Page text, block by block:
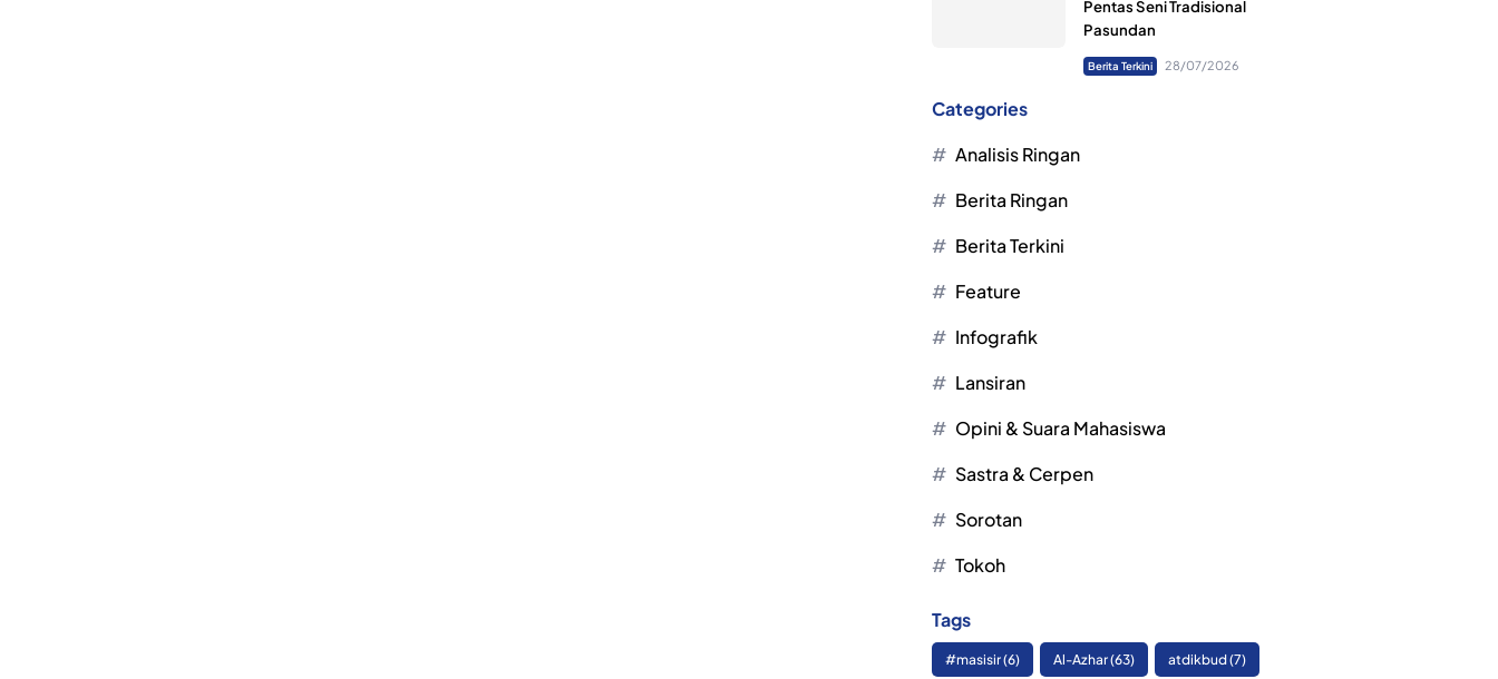
Pentas Seni Tradisional
Pasundan
Berita Terkini 28/07/2026
Categories
Analisis Ringan
Berita Ringan
Berita Terkini
Feature
Infografik
Lansiran
Opini & Suara Mahasiswa
Sastra & Cerpen
Sorotan
Tokoh
Tags
#masisir(6) Al-Azhar(63) atdikbud(7)